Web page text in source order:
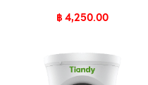
฿4,250.00